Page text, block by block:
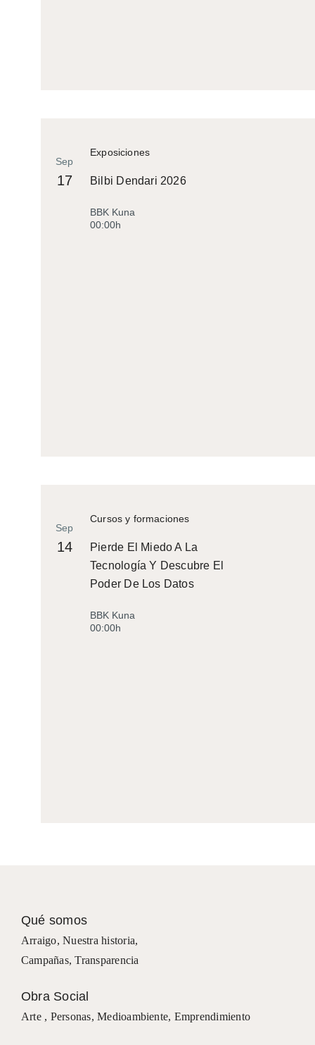
Exposiciones
Sep
17 Bilbi Dendari 2026
BBK Kuna
00:00h
Cursos y formaciones
Sep
14
Pierde El Miedo A La
Tecnología Y Descubre El
Poder De Los Datos
BBK Kuna
00:00h
Qué somos
Arraigo,Nuestra historia,
Campañas, Transparencia
Obra Social
Arte , Personas,Medioambiente, Emprendimiento